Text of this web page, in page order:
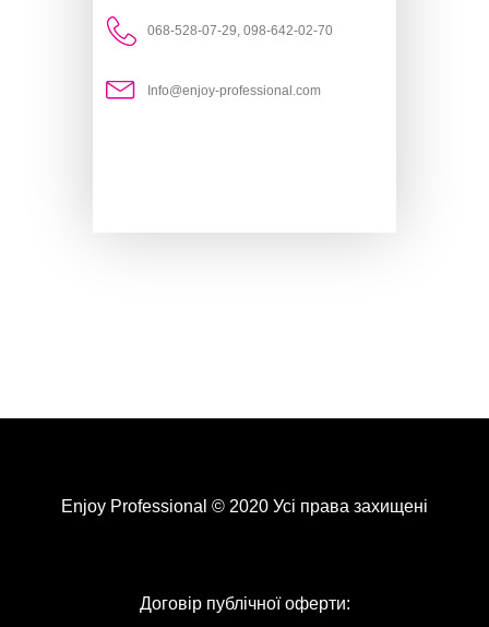
068-528-07-29, 098-642-02-70
Info@enjoy-professional.com
Enjoy Professional © 2020 Усі права захищені
Договір публічної оферти: